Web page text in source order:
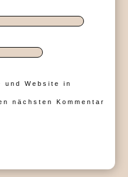
und Website in
nächsten Kommentar